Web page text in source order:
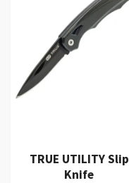
TRUE UTILITY Slip
Knife